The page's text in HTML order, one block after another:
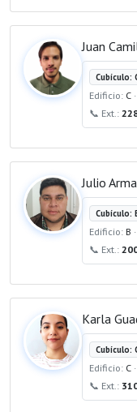
Juan
Cubículo:
Edificio: C
📞 Ext.:
Julio
Cubículo:
Edificio: B
📞 Ext.:
Karla
Cubículo:
Edificio: C
📞 Ext.: